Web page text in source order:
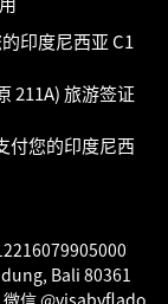
Bali 80361